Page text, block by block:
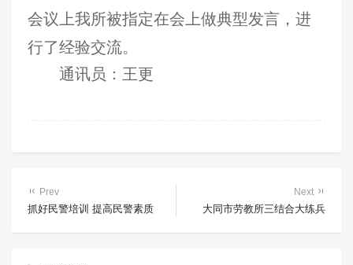
会议上我所被指定在会上做典型发言，进
行了经验交流。
通讯员：王更
Prev
抓好民警培训 提高民警素质
Next
大同市劳教所三结合大练兵